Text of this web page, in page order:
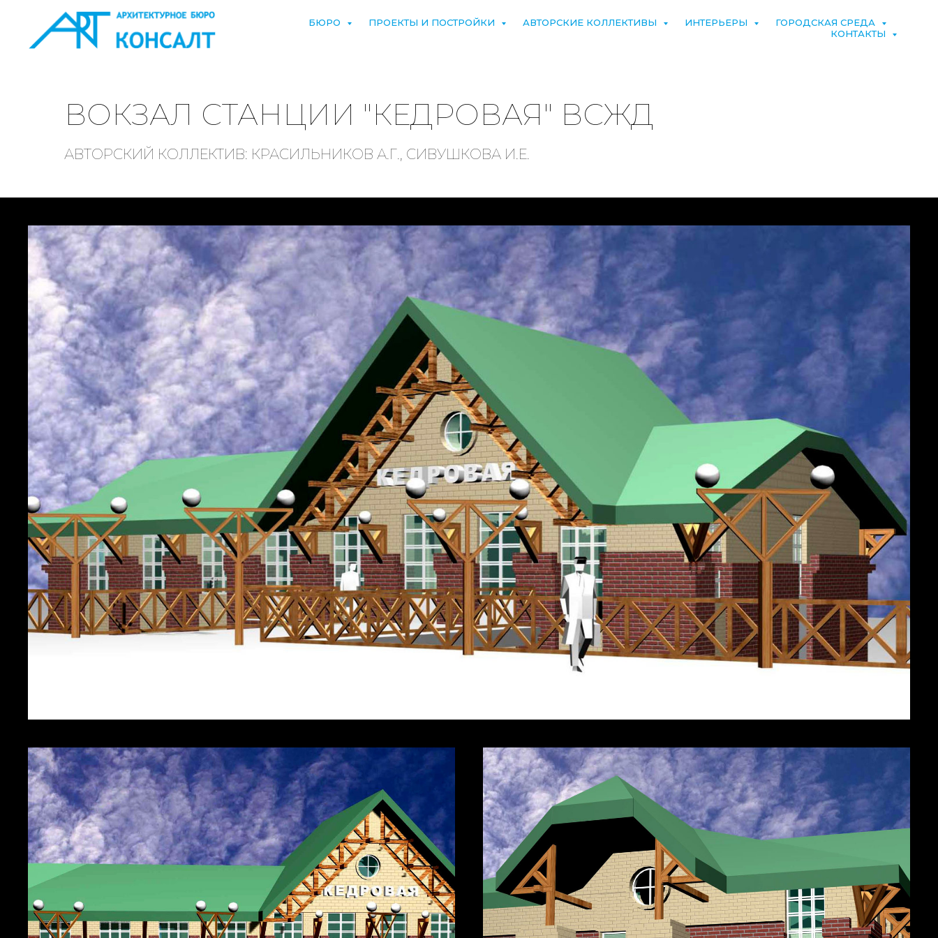
БЮРО ПРОЕКТЫ И ПОСТРОЙКИ АВТОРСКИЕ КОЛЛЕКТИВЫ ИНТЕРЬЕРЫ
ГОРОДСКАЯ СРЕДА
КОНТАКТЫ
ВОКЗАЛ СТАНЦИИ "КЕДРОВАЯ" ВСЖД
АВТОРСКИЙ КОЛЛЕКТИВ: КРАСИЛЬНИКОВ А.Г., СИВУШКОВА И.Е.